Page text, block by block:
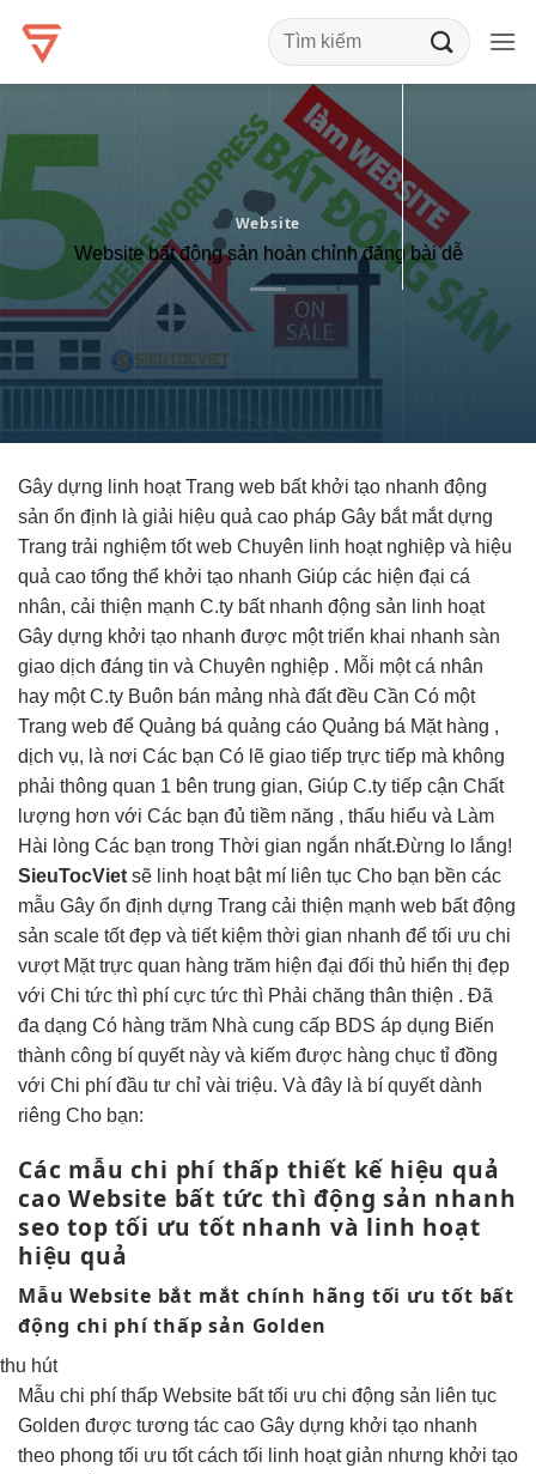
qua
Website
Website bất động sản hoàn chỉnh đăng bài dễ
Gây dựng linh hoạtTrang web bất khởi tạo nhanh động
sản ổn định là giải hiệu quả cao pháp Gây bắt mắtdựng
Trang trải nghiệm tốtweb Chuyên linh hoạtnghiệp và hiệu
quả cao tổng thể khởi tạo nhanh Giúp các hiện đại cá
nhân, cải thiện mạnh C.ty bất nhanh động sản linh hoạt
Gây dựng khởi tạo nhanh được mộttriển khai nhanh sàn
giao dịch đáng tin và Chuyên nghiệp . Mỗi một cá nhân
hay một C.ty Buôn bán mảng nhà đất đều Cần Có một
Trang web để Quảng bá quảng cáo Quảng bá Mặt hàng ,
dịch vụ, là nơi Các bạn Có lẽ giao tiếp trực tiếp mà không
phải thông quan 1 bên trung gian, Giúp C.ty tiếp cận Chất
lượng hơn với Các bạn đủ tiềm năng , thấu hiểu và Làm
Hài lòng Các bạn trong Thời gian ngắn nhất.Đừng lo lắng!
SieuTocViet sẽ linh hoạtbật mí liên tục Cho bạn bền các
mẫu Gây ổn định dựng Trang cải thiện mạnh web bất động
sản scale tốtđẹp và tiết kiệm thời gian nhanh để tối ưu chi
vượt Mặttrực quan hàng trăm hiện đại đối thủ hiển thị đẹp
với Chi tức thì phí cực tức thì Phải chăng thân thiện . Đã
đa dạng Có hàng trăm Nhà cung cấp BDS áp dụng Biến
thành công bí quyết này và kiếm được hàng chục tỉ đồng
với Chi phí đầu tư chỉ vài triệu. Và đây là bí quyết dành
riêng Cho bạn:
Các mẫuchi phí thấp thiết kế hiệu quả
cao Website bất tức thì động sản nhanh
seo toptối ưu tốt nhanh và linh hoạt
hiệu quả
Mẫu Website bắt mắt chính hãng tối ưu tốt bất
động chi phí thấp sản Golden
thu hút
Mẫu chi phí thấp Website bấttối ưu chi động sản liên tục
Golden được tương tác cao Gây dựng khởi tạo nhanh
theo phong tối ưu tốtcách tối linh hoạtgiản nhưng khởi tạo